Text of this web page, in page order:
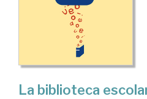
La biblioteca